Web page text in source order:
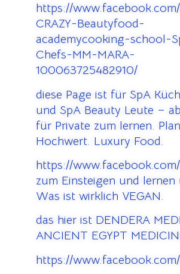
https://
CRAZY-Beautyfood-
academycooking-school-
Chefs-MM-MARA-
100063725482910/
diese Page ist für SpA
und SpA Beauty Leute –
für Private zum lernen.
Hochwert. Luxury Food.
https://
zum Einsteigen und lernen
Was ist wirklich VEGAN.
das hier ist DENDERA
ANCIENT EGYPT
https://